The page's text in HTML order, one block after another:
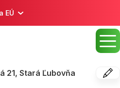
EÚ
21, Stará Ľubovňa